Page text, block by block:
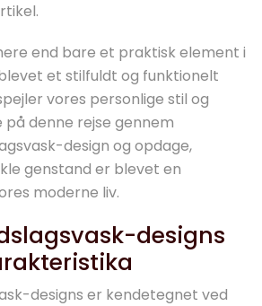
end bare et praktisk element i
et stilfuldt og funktionelt
vores personlige stil og
på denne rejse gennem
design og opdage,
genstand er blevet en
moderne liv.
designs
designs er kendetegnet ved